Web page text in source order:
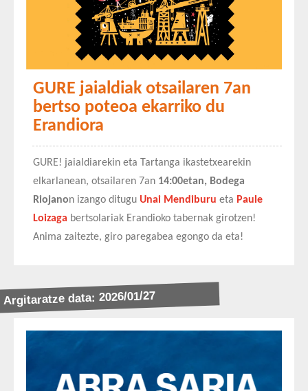
GURE jaialdiak otsailaren 7an
bertso poteoa ekarriko du
Erandiora
GURE! jaialdiarekin eta Tartanga ikastetxearekin
elkarlanean, otsailaren 7an 14:00etan, Bodega
Riojanon izango ditugu Unai Mendiburu eta Paule
Loizaga bertsolariak Erandioko tabernak girotzen!
Anima zaitezte, giro paregabea egongo da eta!
Argitaratze data: 2026/01/27